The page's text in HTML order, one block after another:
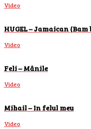
Video
HUGEL – Jamaican (Bam
Video
Feli – Mânile
Video
Mihail – In felul meu
Video